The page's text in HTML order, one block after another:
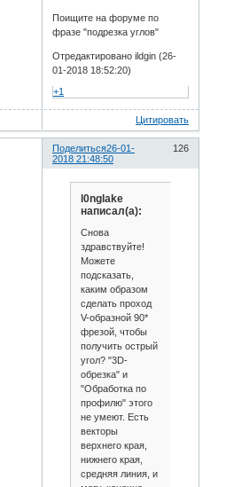
Поищите на форуме по
фразе "подрезка углов"
Отредактировано ildgin (26-
01-2018 18:52:20)
+1
Цитировать
Поделиться 126
26-01-
2018 21:48:50
l0nglake
написал(а):
Снова
здравствуйте!
Можете
подсказать,
каким образом
сделать проход
V-образной 90*
фрезой, чтобы
получить острый
угол? "3D-
обрезка" и
"Обработка по
профилю" этого
не умеют. Есть
векторы
верхнего края,
нижнего края,
средняя линия, и